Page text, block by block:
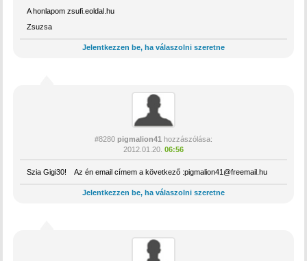
A honlapom zsufi.eoldal.hu
Zsuzsa
Jelentkezzen be, ha válaszolni szeretne
#8280 pigmalion41 hozzászólása:
2012.01.20. 06:56
Szia Gigi30! Az én email címem a következő :pigmalion41@freemail.hu
Jelentkezzen be, ha válaszolni szeretne